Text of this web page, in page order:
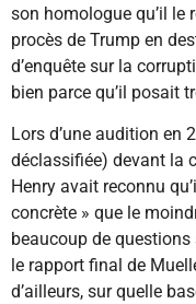
son homologue qu’il le
procès de Trump en
d’enquête sur la
bien parce qu’il posait
Lors d’une audition en
déclassifiée) devant la
Henry avait reconnu
concrète » que le
beaucoup de
le rapport final de
d’ailleurs, sur quelle